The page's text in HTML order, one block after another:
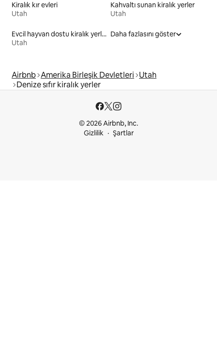
Kiralık kır evleri
Utah
Kahvaltı sunan kiralık yerler
Utah
Evcil hayvan dostu kiralık yerler
Utah
Daha fazlasını göster
Airbnb Amerika Birleşik Devletleri Utah
Denize sıfır kiralık yerler
© 2026 Airbnb, Inc.
Gizlilik
Şartlar